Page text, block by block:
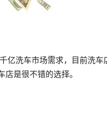
亿洗车市场需求，目前洗车
店是很不错的选择。